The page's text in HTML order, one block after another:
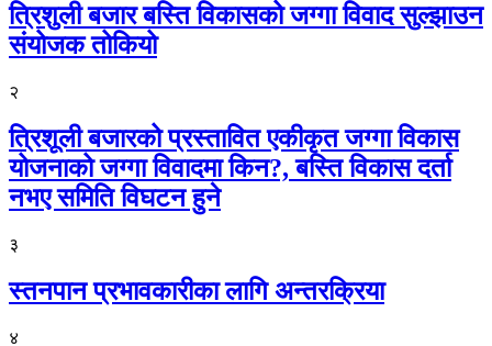
त्रिशुली बजार बस्ति विकासको जग्गा विवाद सुल्झाउन
संयोजक तोकियो
२
त्रिशूली बजारको प्रस्तावित एकीकृत जग्गा विकास
योजनाको जग्गा विवादमा किन?, बस्ति विकास दर्ता
नभए समिति विघटन हुने
३
स्तनपान प्रभावकारीका लागि अन्तरक्रिया
४